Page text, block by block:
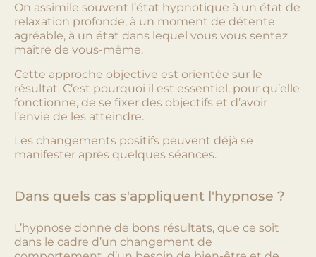
On assimile souvent l’état hypnotique à un état de
relaxation profonde, à un moment de détente
agréable, à un état dans lequel vous vous sentez
maître de vous-même.
Cette approche objective est orientée sur le
résultat. C’est pourquoi il est essentiel, pour qu’elle
fonctionne, de se fixer des objectifs et d’avoir
l’envie de les atteindre.
Les changements positifs peuvent déjà se
manifester après quelques séances.
Dans quels cas s'appliquent l'hypnose ?
L’hypnose donne de bons résultats, que ce soit
dans le cadre d’un changement de